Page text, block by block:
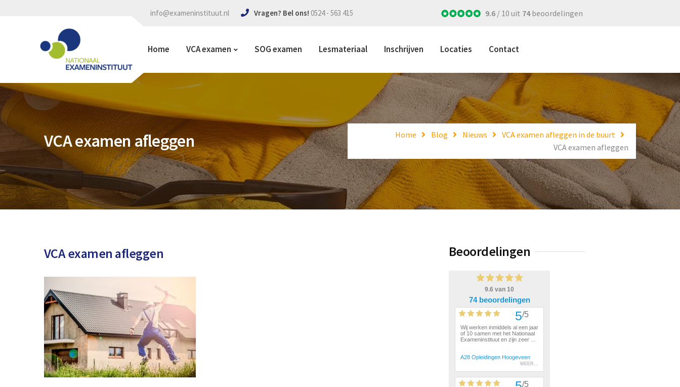
info@exameninstituut.nl Vragen? Bel ons! 0524 - 563 415 9.6 / 10 uit 74beoordelingen
Home VCA examen SOG examen Lesmateriaal Inschrijven Locaties Contact
VCA examen afleggen Home Blog Nieuws
VCA examen afleggen in de buurt
VCA examen afleggen
VCA examen afleggen Beoordelingen